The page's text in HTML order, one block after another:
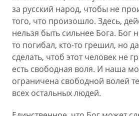
за русский народ, чтобы не
того, что произошло. Здесь,
нельзя быть сильнее Бога. Бог
то погибал, кто-то грешил, но
сделать, чтоб этот человек не
есть свободная воля. И наша
ограничена свободной волей
всех остальных людей.